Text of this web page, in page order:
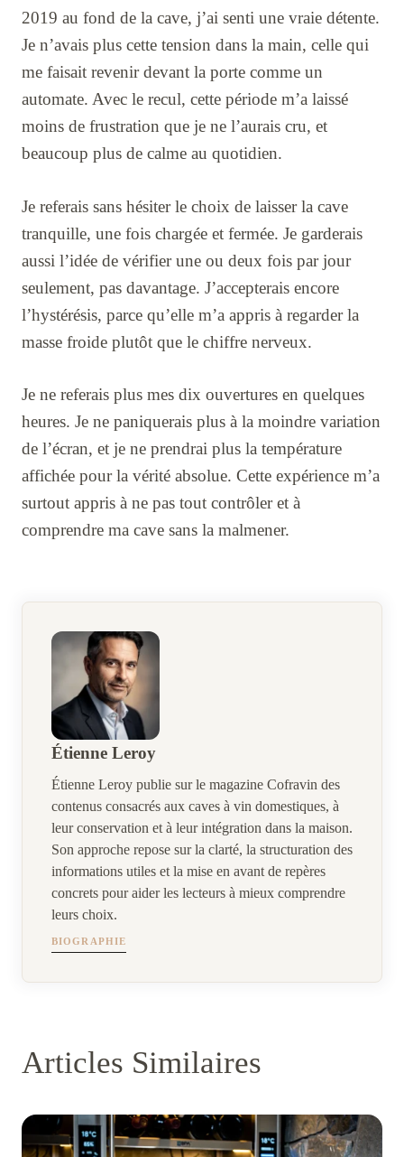
2019 au fond de la cave, j’ai senti une vraie détente.
Je n’avais plus cette tension dans la main, celle qui
me faisait revenir devant la porte comme un
automate. Avec le recul, cette période m’a laissé
moins de frustration que je ne l’aurais cru, et
beaucoup plus de calme au quotidien.
Je referais sans hésiter le choix de laisser la cave
tranquille, une fois chargée et fermée. Je garderais
aussi l’idée de vérifier une ou deux fois par jour
seulement, pas davantage. J’accepterais encore
l’hystérésis, parce qu’elle m’a appris à regarder la
masse froide plutôt que le chiffre nerveux.
Je ne referais plus mes dix ouvertures en quelques
heures. Je ne paniquerais plus à la moindre variation
de l’écran, et je ne prendrai plus la température
affichée pour la vérité absolue. Cette expérience m’a
surtout appris à ne pas tout contrôler et à
comprendre ma cave sans la malmener.
Étienne Leroy
Étienne Leroy publie sur le magazine Cofravin des
contenus consacrés aux caves à vin domestiques, à
leur conservation et à leur intégration dans la maison.
Son approche repose sur la clarté, la structuration des
informations utiles et la mise en avant de repères
concrets pour aider les lecteurs à mieux comprendre
leurs choix.
BIOGRAPHIE
Articles Similaires